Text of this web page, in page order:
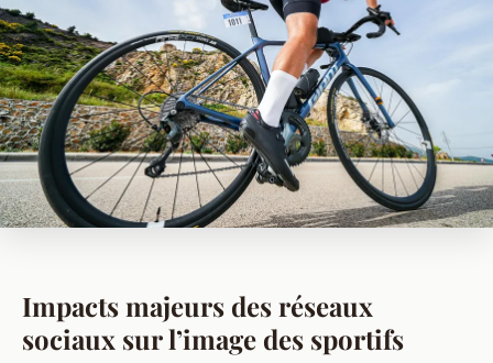
Impacts majeurs des réseaux
sociaux sur l’image des sportifs